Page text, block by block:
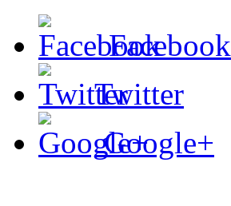
Facebook
Twitter
Google+